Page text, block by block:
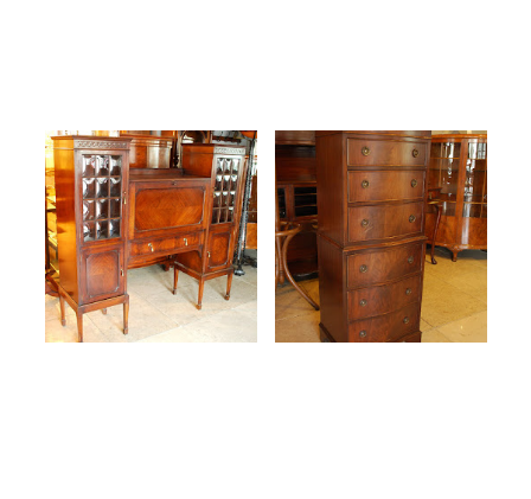
英国アンティーク サイド
バイサイドとは
2016.01.23
過去 Blog
英国アンティーク チェス
トオンチェスト
2016.01.15
過去 Blog